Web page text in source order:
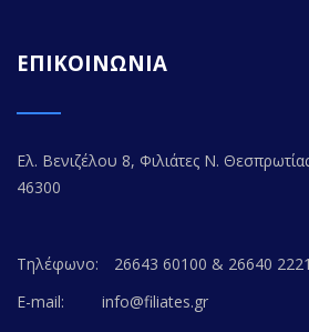
ΕΠΙΚΟΙΝΩΝΙΑ
Ελ. Βενιζέλου 8, Φιλιάτες Ν.
46300
Τηλέφωνο:
26643 60100 & 26640
E-mail:
info@filiates.gr